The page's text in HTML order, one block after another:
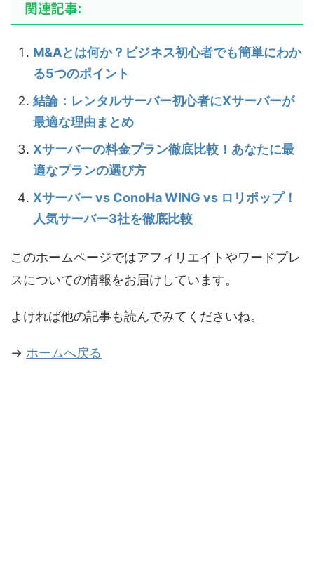
関連記事:
M&Aとは何か？ビジネス初心者でも簡単にわか
る5つのポイント
結論：レンタルサーバー初心者にXサーバーが
最適な理由まとめ
Xサーバーの料金プラン徹底比較！あなたに最
適なプランの選び方
Xサーバー vs ConoHa WING vs ロリポップ！
人気サーバー3社を徹底比較
このホームページではアフィリエイトやワードプレ
スについての情報をお届けしています。
よければ他の記事も読んでみてくださいね。
→ ホームへ戻る